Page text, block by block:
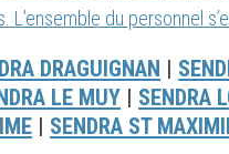
L’ensemble du personnel
DRAGUIGNAN |
LE MUY | SENDRA
| SENDRA ST